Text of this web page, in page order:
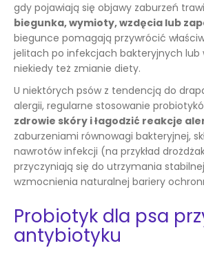
gdy pojawiają się objawy zaburzeń
biegunka, wymioty, wzdęcia lub
biegunce pomagają przywrócić
jelitach po infekcjach bakteryjnych lub
niekiedy też zmianie diety.
U niektórych psów z tendencją do
alergii, regularne stosowanie
zdrowie skóry i łagodzić reakcje
zaburzeniami równowagi bakteryjnej,
nawrotów infekcji (na przykład
przyczyniają się do utrzymania
wzmocnienia naturalnej bariery
Probiotyk dla psa
antybiotyku